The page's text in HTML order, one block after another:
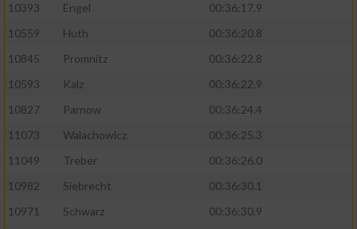
10393
Engel
00:36:17.9
10559
Huth
00:36:20.8
10845
Promnitz
00:36:22.8
10593
Kalz
00:36:22.9
10827
Parnow
00:36:24.4
11073
Walachowicz
00:36:25.3
11049
Treber
00:36:26.0
10982
Siebrecht
00:36:30.1
10971
Schwarz
00:36:30.9